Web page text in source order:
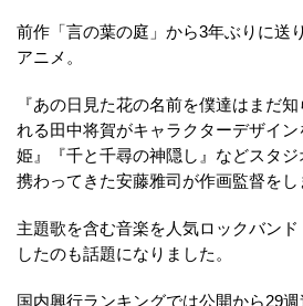
前作「言の葉の庭」から3年ぶりに送
アニメ。
『あの日見た花の名前を僕達はまだ
れる田中将賀がキャラクターデザイ
姫』『千と千尋の神隠し』などスタジ
携わってきた安藤雅司が作画監督をし
主題歌を含む音楽を人気ロックバン
したのも話題になりました。
国内興行ランキングでは公開から29